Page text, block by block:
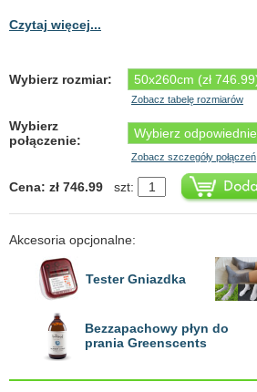
Czytaj więcej...
Wybierz rozmiar:
Zobacz tabelę rozmiarów
Wybierz
połączenie:
Zobacz szczegóły połączeń
Cena: zł 746.99 szt:
Akcesoria opcjonalne:
Tester Gniazdka
Bezzapachowy płyn do
prania Greenscents